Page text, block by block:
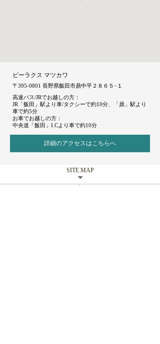
ビーラクス マツカワ
〒395-0801 長野県飯田市鼎中平２８６５−１
高速バス/JRでお越しの方：
JR「飯田」駅より車/タクシーで約10分、「鼎」駅より
車で約5分
お車でお越しの方：
中央道「飯田」I.Cより車で約10分
詳細のアクセスはこちらへ
SITE MAP